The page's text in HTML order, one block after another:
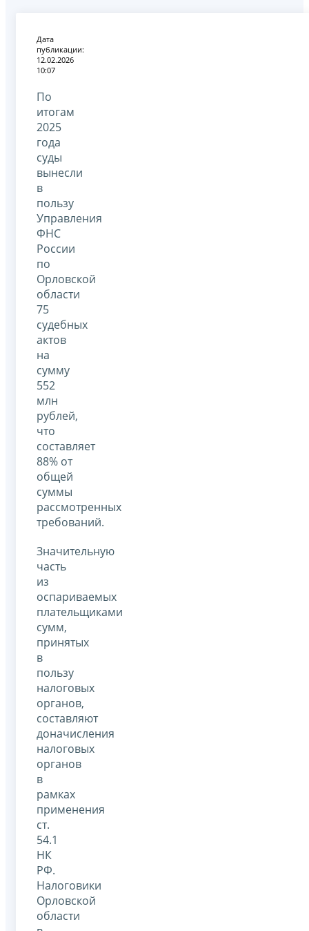
Дата
публикации:
12.02.2026
10:07
По
итогам
2025
года
суды
вынесли
в
пользу
Управления
ФНС
России
по
Орловской
области
75
судебных
актов
на
сумму
552
млн
рублей,
что
составляет
88% от
общей
суммы
рассмотренных
требований.
Значительную
часть
из
оспариваемых
плательщиками
сумм,
принятых
в
пользу
налоговых
органов,
составляют
доначисления
налоговых
органов
в
рамках
применения
ст.
54.1
НК
РФ.
Налоговики
Орловской
области